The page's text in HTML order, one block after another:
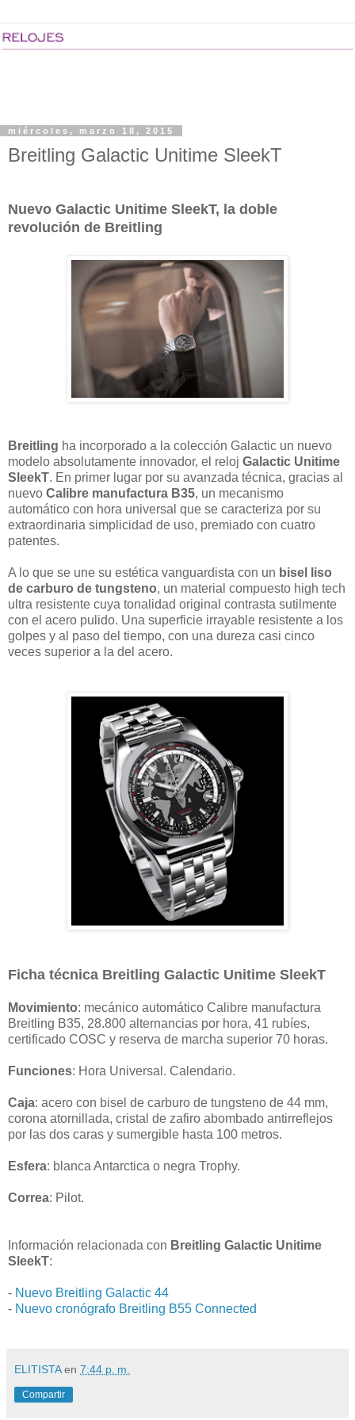
miércoles, marzo 18, 2015
Breitling Galactic Unitime SleekT
Nuevo Galactic Unitime SleekT, la doble
revolución de Breitling
Breitling ha incorporado a la colección Galactic un nuevo
modelo absolutamente innovador, el reloj Galactic Unitime
SleekT. En primer lugar por su avanzada técnica, gracias al
nuevo Calibre manufactura B35, un mecanismo
automático con hora universal que se caracteriza por su
extraordinaria simplicidad de uso, premiado con cuatro
patentes.
A lo que se une su estética vanguardista con un bisel liso
de carburo de tungsteno, un material compuesto high tech
ultra resistente cuya tonalidad original contrasta sutilmente
con el acero pulido. Una superficie irrayable resistente a los
golpes y al paso del tiempo, con una dureza casi cinco
veces superior a la del acero.
Ficha técnica Breitling Galactic Unitime SleekT
Movimiento: mecánico automático Calibre manufactura
Breitling B35, 28.800 alternancias por hora, 41 rubíes,
certificado COSC y reserva de marcha superior 70 horas.
Funciones: Hora Universal. Calendario.
Caja: acero con bisel de carburo de tungsteno de 44 mm,
corona atornillada, cristal de zafiro abombado antirreflejos
por las dos caras y sumergible hasta 100 metros.
Esfera: blanca Antarctica o negra Trophy.
Correa: Pilot.
Información relacionada con Breitling Galactic Unitime
SleekT:
- Nuevo Breitling Galactic 44
- Nuevo cronógrafo Breitling B55 Connected
ELITISTA en 7:44 p. m.
Compartir